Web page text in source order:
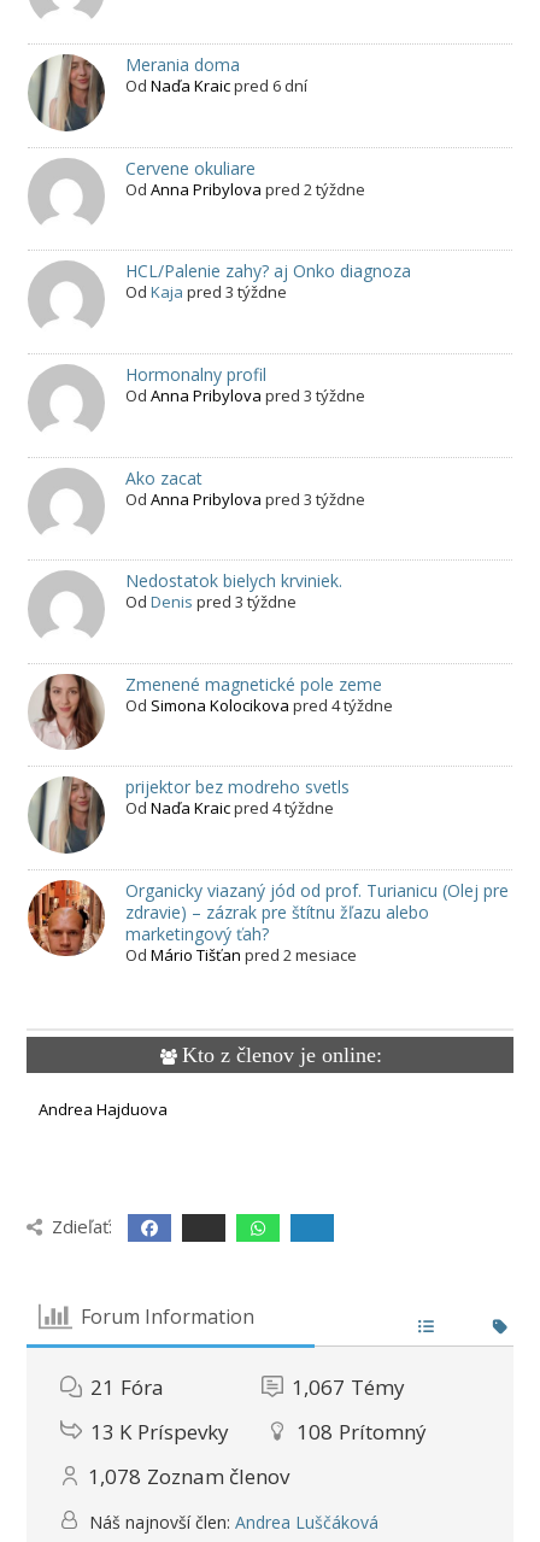
Merania doma
Od Naďa Kraicpred 6 dní
Cervene okuliare
Od Anna Pribylova pred 2 týždne
HCL/Palenie zahy? aj Onko diagnoza
Od Kaja pred 3 týždne
Hormonalny profil
Od Anna Pribylova pred 3 týždne
Ako zacat
Od Anna Pribylova pred 3 týždne
Nedostatok bielych krviniek.
Od Denis pred 3 týždne
Zmenené magnetické pole zeme
Od Simona Kolocikova pred 4 týždne
prijektor bez modreho svetls
Od Naďa Kraicpred 4 týždne
Organicky viazaný jód od prof. Turianicu (Olej pre
zdravie) – zázrak pre štítnu žľazu alebo
marketingový ťah?
Od Mário Tišťan pred 2 mesiace
Kto z členov je online:
Andrea Hajduova
Zdieľať:
Forum Information
21 Fóra 1,067 Témy
13 K Príspevky 108 Prítomný
1,078 Zoznam členov
Náš najnovší člen:Andrea Luščáková